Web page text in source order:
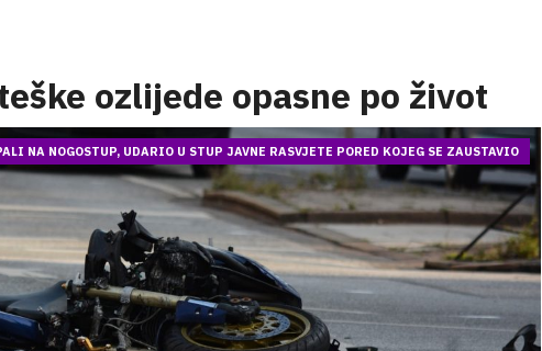
ozlijede opasne po život
NA NOGOSTUP, UDARIO U STUP JAVNE RASVJETE PORED KOJEG SE ZAUSTAVIO